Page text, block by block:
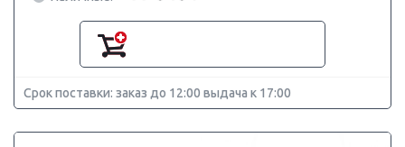
Срок поставки: заказ до 12:00 выдача к 17:00